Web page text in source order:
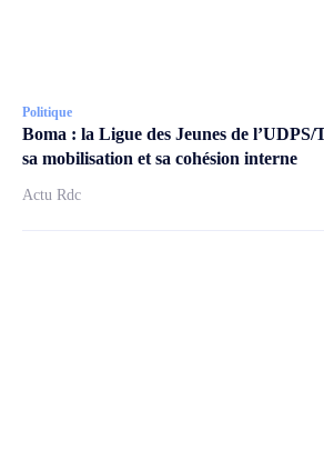
Politique
Boma : la Ligue des Jeunes de l’UDPS/
sa mobilisation et sa cohésion interne
Actu Rdc